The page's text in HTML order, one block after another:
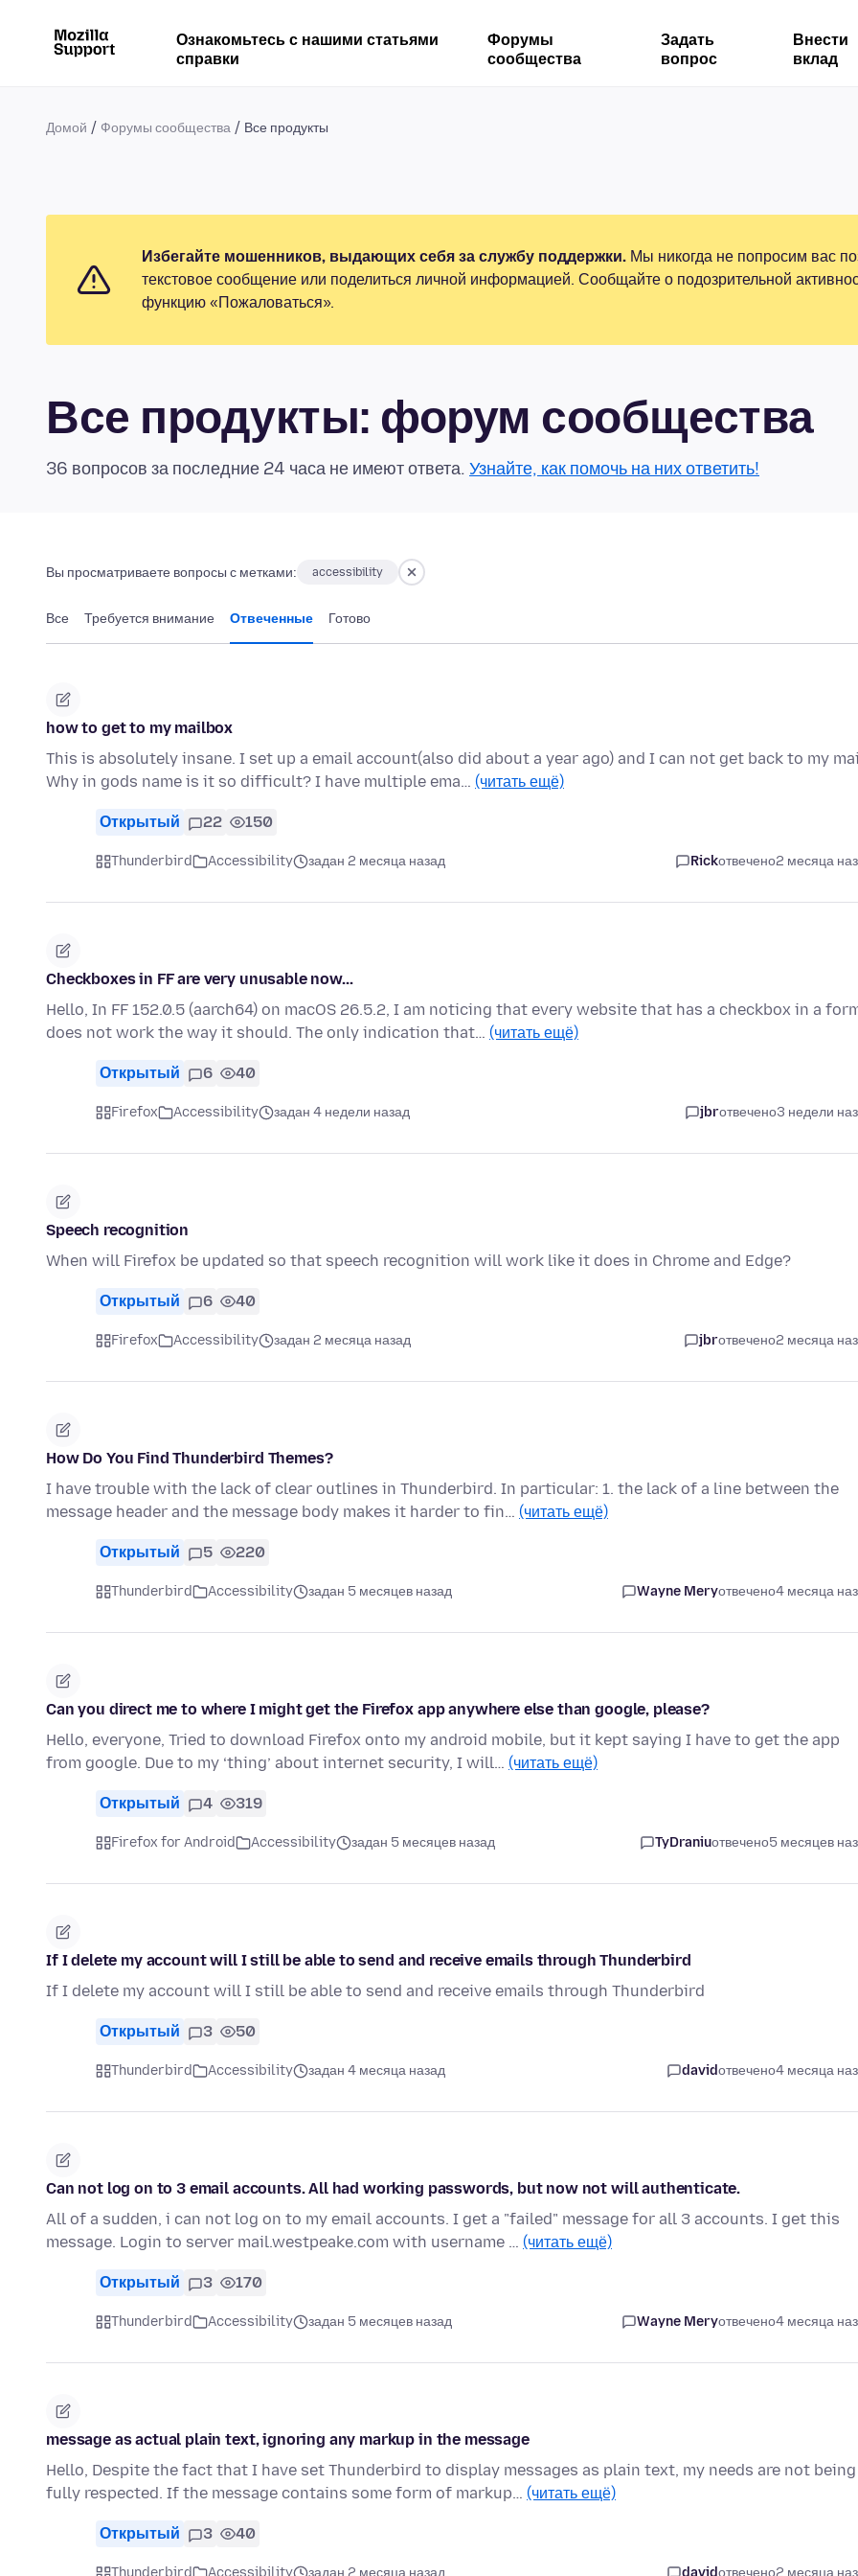
Ознакомьтесь с нашими статьями
справки
Форумы
сообщества
Задать
вопрос
Внести
вклад
Домой Форумы сообщества Все продукты
Избегайте мошенников, выдающих себя за службу поддержки. Мы никогда не попросим вас
текстовое сообщение или поделиться личной информацией. Сообщайте о подозрительной
функцию «Пожаловаться».
Все продукты: форум сообщества
36 вопросов за последние 24 часа не имеют ответа. Узнайте, как помочь на них ответить!
Вы просматриваете вопросы с метками: accessibility
Все Требуется внимание Отвеченные Готово
how to get to my mailbox
This is absolutely insane. I set up a email account(also did about a year ago) and I can not get back to my
Why in gods name is it so difficult? I have multiple ema… (читать ещё)
Открытый 22 150
Thunderbird Accessibility задан 2 месяца назад Rickотвечено2 месяца
Checkboxes in FF are very unusable now...
Hello, In FF 152.0.5 (aarch64) on macOS 26.5.2, I am noticing that every website that has a checkbox in a
does not work the way it should. The only indication that… (читать ещё)
Открытый 6 40
Firefox Accessibility задан 4 недели назад jbrотвечено3 недели
Speech recognition
When will Firefox be updated so that speech recognition will work like it does in Chrome and Edge?
Открытый 6 40
Firefox Accessibility задан 2 месяца назад jbrотвечено2 месяца
How Do You Find Thunderbird Themes?
I have trouble with the lack of clear outlines in Thunderbird. In particular: 1. the lack of a line between the
message header and the message body makes it harder to fin… (читать ещё)
Открытый 5 220
Thunderbird Accessibility задан 5 месяцев назад Wayne Meryотвечено4 месяца
Can you direct me to where I might get the Firefox app anywhere else than google, please?
Hello, everyone, Tried to download Firefox onto my android mobile, but it kept saying I have to get the app
from google. Due to my ‘thing’ about internet security, I will… (читать ещё)
Открытый 4 319
Firefox for Android Accessibility задан 5 месяцев назад TyDraniuотвечено5 месяцев
If I delete my account will I still be able to send and receive emails through Thunderbird
If I delete my account will I still be able to send and receive emails through Thunderbird
Открытый 3 50
Thunderbird Accessibility задан 4 месяца назад davidотвечено4 месяца
Can not log on to 3 email accounts. All had working passwords, but now not will authenticate.
All of a sudden, i can not log on to my email accounts. I get a "failed" message for all 3 accounts. I get this
message. Login to server mail.westpeake.com with username … (читать ещё)
Открытый 3 170
Thunderbird Accessibility задан 5 месяцев назад Wayne Meryотвечено4 месяца
message as actual plain text, ignoring any markup in the message
Hello, Despite the fact that I have set Thunderbird to display messages as plain text, my needs are not being
fully respected. If the message contains some form of markup… (читать ещё)
Открытый 3 40
Thunderbird Accessibility задан 2 месяца назад davidотвечено2 месяца